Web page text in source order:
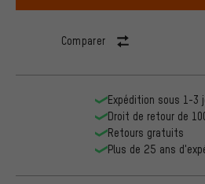
Comparer
Expédition sous 1-3
Droit de retour de
Retours gratuits
Plus de 25 ans